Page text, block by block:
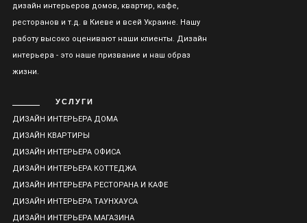
дизайн интерьеров домов, квартир, кафе,
ресторанов и т.д. в Киеве и всей Украине. Нашу
работу высоко оценивают наши клиенты. Дизайн
интерьера - это наше призвание и наш образ
жизни.
УСЛУГИ
ДИЗАЙН ИНТЕРЬЕРА ДОМА
ДИЗАЙН КВАРТИРЫ
ДИЗАЙН ИНТЕРЬЕРА ОФИСА
ДИЗАЙН ИНТЕРЬЕРА КОТТЕДЖА
ДИЗАЙН ИНТЕРЬЕРА РЕСТОРАНА И КАФЕ
ДИЗАЙН ИНТЕРЬЕРА ТАУНХАУСА
ДИЗАЙН ИНТЕРЬЕРА МАГАЗИНА